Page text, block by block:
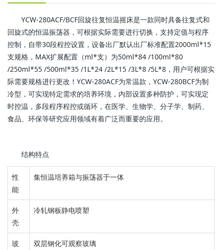
YCW-280ACF/BCF回旋往复恒温摇床是一款同时具备往复式和
回旋式的恒温振荡器，可根据实际需要进行切换，支持定值与程序
控制，自带30段程控设置，设备出厂默认出厂标准配置2000ml*15
支规格，MAX扩展配置（ml*支）为50ml*84 /100ml*80
/250ml*55 /500ml*35 /1L*24 /2L*15 /3L*8 /5L*8，用户可根据实
际需要规格进行更改！ YCW-280ACF为常温款， YCW-280BCF为制
冷型，可实现特定需求的培养环境，内部设置多种防护，可实现定
时控温，多段程序程控或循环， 在医学、生物学、分子学、制药、
食品、环保等研究应用领域有着广泛而重要的应用。
结构特点
性
能
集恒温培养箱与振荡器于一体
外
壳
冷轧钢板静电喷塑
玻
双层钢化可观察玻璃